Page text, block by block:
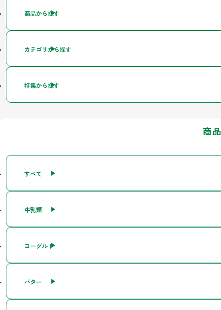
商品から探す
カテゴリから探す
特集から探す
商
すべて
牛乳類
ヨーグルト
バター